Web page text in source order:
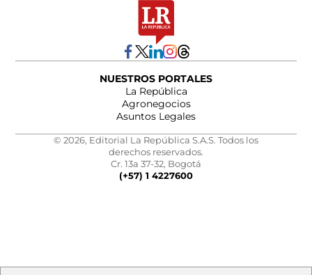
NUESTROS PORTALES
La República
Agronegocios
Asuntos Legales
© 2026, Editorial La República S.A.S. Todos los
derechos reservados.
Cr. 13a 37-32, Bogotá
(+57) 1 4227600